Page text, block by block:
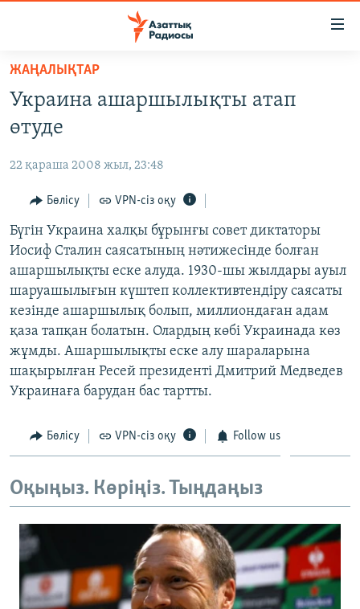
Skip
main
content
to
Navigation
Skip
to
Search
САЯСАТ
AZATTYQTV
ҚАҢТАР ОҚИҒАСЫ
АДАМ ҚҰҚЫҚТАРЫ
ӘЛЕУМЕТ
ӘЛЕМ
АРНАЙЫ ЖОБАЛАР
Русский
ЖАЗЫЛЫҢЫЗ
ЖАҢАЛЫҚТАР
Украина ашаршылықты атап
өтуде
22 қараша 2008 жыл, 23:48
Бөлісу VPN-сіз оқу
Бүгін Украина халқы бұрынғы совет диктаторы
Иосиф Сталин саясатының нәтижесінде болған
ашаршылықты еске алуда. 1930-шы жылдары ауыл
шаруашылығын күштеп коллективтендіру саясаты
кезінде ашаршылық болып, миллиондаған адам
қаза тапқан болатын. Олардың көбі Украинада көз
жұмды. Ашаршылықты еске алу шараларына
шақырылған Ресей президенті Дмитрий Медведев
Украинаға барудан бас тартты.
Бөлісу VPN-сіз оқу Follow us
Оқыңыз. Көріңіз. Тыңдаңыз